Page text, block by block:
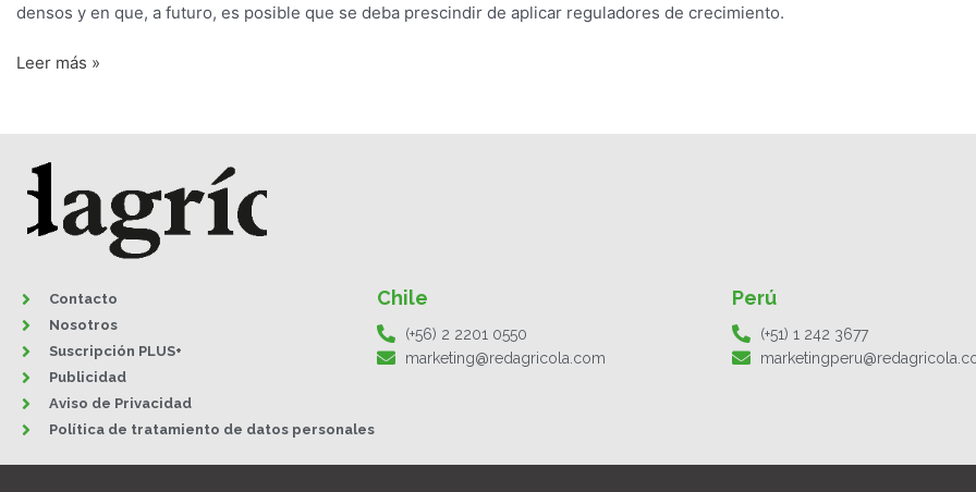
densos y en que, a futuro, es posible que se deba prescindir de aplicar reguladores de crecimiento.
Leer más »
Contacto
Nosotros
Suscripción PLUS+
Publicidad
Aviso de Privacidad
Política de tratamiento de datos personales
Chile
(+56) 2 2201 0550
marketing@redagricola.com
Perú
(+51) 1 242 3677